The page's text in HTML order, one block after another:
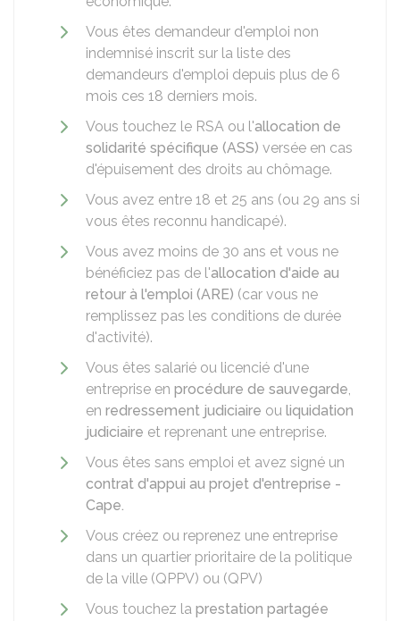
Vous êtes demandeur d'emploi non
indemnisé inscrit sur la liste des
demandeurs d'emploi depuis plus de 6
mois ces 18 derniers mois.
Vous touchez le RSA ou l'allocation de
solidarité spécifique (ASS) versée en cas
d'épuisement des droits au chômage.
Vous avez entre 18 et 25 ans (ou 29 ans si
vous êtes reconnu handicapé).
Vous avez moins de 30 ans et vous ne
bénéficiez pas de l'allocation d'aide au
retour à l'emploi (ARE) (car vous ne
remplissez pas les conditions de durée
d'activité).
Vous êtes salarié ou licencié d'une
entreprise en procédure de sauvegarde,
en redressement judiciaire ou liquidation
judiciaire et reprenant une entreprise.
Vous êtes sans emploi et avez signé un
contrat d'appui au projet d'entreprise -
Cape.
Vous créez ou reprenez une entreprise
dans un quartier prioritaire de la politique
de la ville (QPPV) ou (QPV)
Vous touchez la prestation partagée